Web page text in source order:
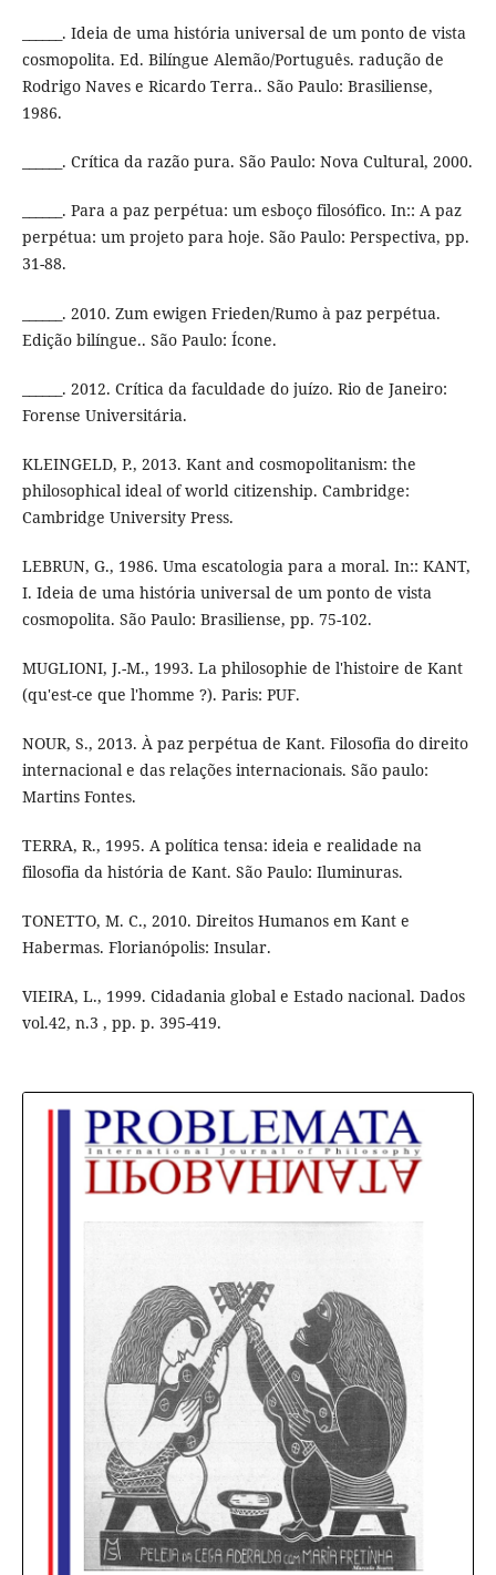
______. Ideia de uma história universal de um ponto de vista
cosmopolita. Ed. Bilíngue Alemão/Português. radução de
Rodrigo Naves e Ricardo Terra.. São Paulo: Brasiliense,
1986.
______. Crítica da razão pura. São Paulo: Nova Cultural, 2000.
______. Para a paz perpétua: um esboço filosófico. In:: A paz
perpétua: um projeto para hoje. São Paulo: Perspectiva, pp.
31-88.
______. 2010. Zum ewigen Frieden/Rumo à paz perpétua.
Edição bilíngue.. São Paulo: Ícone.
______. 2012. Crítica da faculdade do juízo. Rio de Janeiro:
Forense Universitária.
KLEINGELD, P., 2013. Kant and cosmopolitanism: the
philosophical ideal of world citizenship. Cambridge:
Cambridge University Press.
LEBRUN, G., 1986. Uma escatologia para a moral. In:: KANT,
I. Ideia de uma história universal de um ponto de vista
cosmopolita. São Paulo: Brasiliense, pp. 75-102.
MUGLIONI, J.-M., 1993. La philosophie de l'histoire de Kant
(qu'est-ce que l'homme ?). Paris: PUF.
NOUR, S., 2013. À paz perpétua de Kant. Filosofia do direito
internacional e das relações internacionais. São paulo:
Martins Fontes.
TERRA, R., 1995. A política tensa: ideia e realidade na
filosofia da história de Kant. São Paulo: Iluminuras.
TONETTO, M. C., 2010. Direitos Humanos em Kant e
Habermas. Florianópolis: Insular.
VIEIRA, L., 1999. Cidadania global e Estado nacional. Dados
vol.42, n.3 , pp. p. 395-419.